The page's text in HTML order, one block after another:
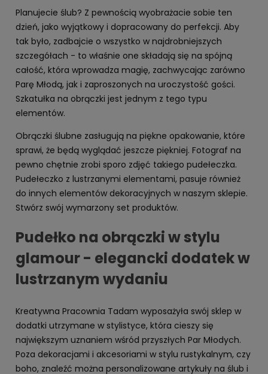
Planujecie ślub? Z pewnością wyobrażacie sobie ten
dzień, jako wyjątkowy i dopracowany do perfekcji. Aby
tak było, zadbajcie o wszystko w najdrobniejszych
szczegółach - to właśnie one składają się na spójną
całość, która wprowadza magię, zachwycając zarówno
Parę Młodą, jak i zaproszonych na uroczystość gości.
Szkatułka na obrączki jest jednym z tego typu
elementów.
Obrączki ślubne zasługują na piękne opakowanie, które
sprawi, że będą wyglądać jeszcze piękniej. Fotograf na
pewno chętnie zrobi sporo zdjęć takiego pudełeczka.
Pudełeczko z lustrzanymi elementami, pasuje również
do innych elementów dekoracyjnych w naszym sklepie.
Stwórz swój wymarzony set produktów.
Pudełko na obrączki w stylu
glamour - elegancki dodatek w
lustrzanym wydaniu
Kreatywna Pracownia Tadam wyposażyła swój sklep w
dodatki utrzymane w stylistyce, która cieszy się
największym uznaniem wśród przyszłych Par Młodych.
Poza dekoracjami i akcesoriami w stylu rustykalnym, czy
boho, znaleźć można personalizowane artykuły na ślub i